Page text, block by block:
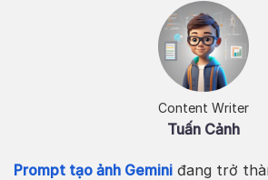
Content Writer
Tuấn Cảnh
Prompt tạo ảnh Geminiđang trở